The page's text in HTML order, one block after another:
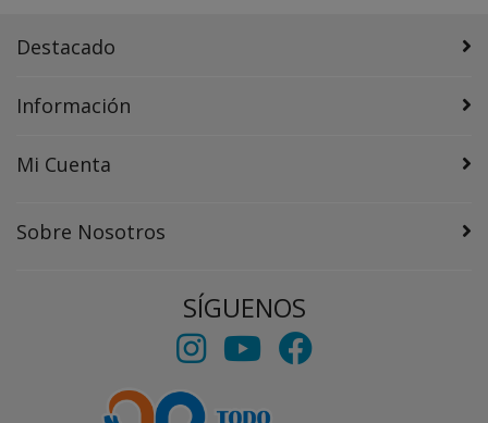
Destacado
Información
Mi Cuenta
Sobre Nosotros
SÍGUENOS